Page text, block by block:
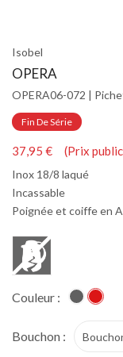
Isobel
OPERA
OPERA06-072 |
Fin De Série
37,95 € (Prix public
Inox 18/8 laqué
Incassable
Poignée et coiffe en
Couleur :
Bouchon :